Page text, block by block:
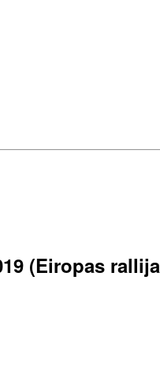
(Eiropas